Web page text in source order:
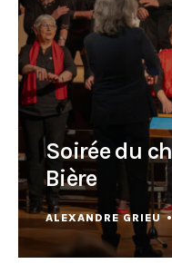
Soirée du
Bière
ALEXANDRE GRIEU